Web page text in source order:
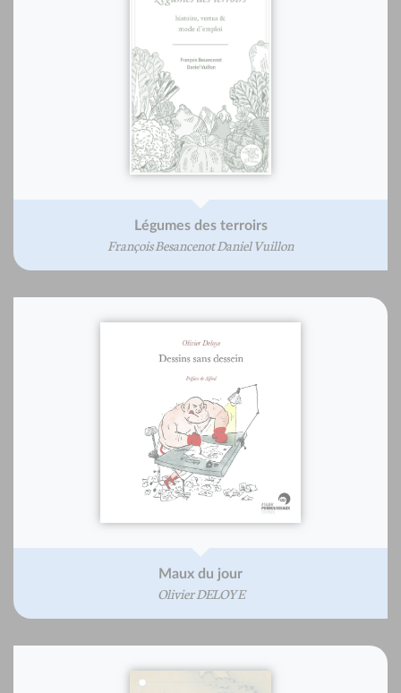
Légumes des terroirs
François Besancenot Daniel Vuillon
Maux du jour
Olivier DELOYE